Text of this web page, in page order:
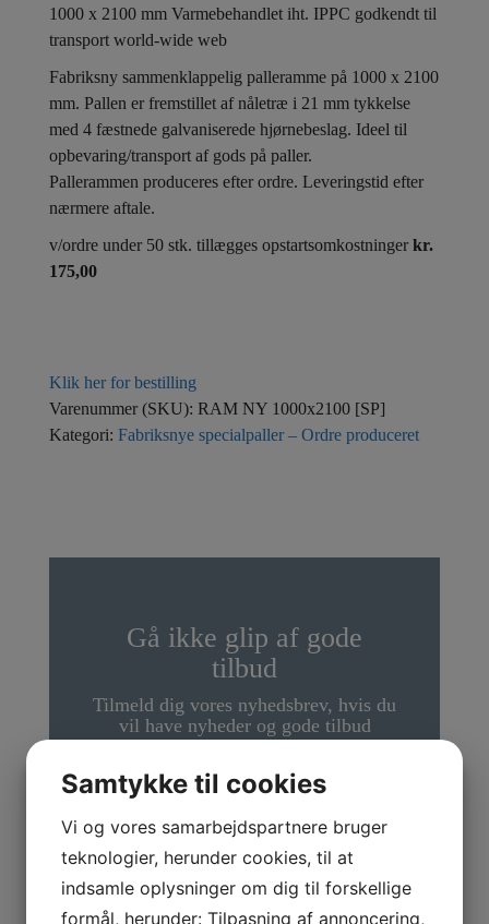
1000 x 2100 mm Varmebehandlet iht. IPPC godkendt til
transport world-wide web
Fabriksny sammenklappelig palleramme på 1000 x 2100
mm. Pallen er fremstillet af nåletræ i 21 mm tykkelse
med 4 fæstnede galvaniserede hjørnebeslag. Ideel til
opbevaring/transport af gods på paller.
Pallerammen produceres efter ordre. Leveringstid efter
nærmere aftale.
v/ordre under 50 stk. tillægges opstartsomkostninger kr.
175,00
Klik her for bestilling
Varenummer (SKU): RAM NY 1000x2100 [SP]
Kategori: Fabriksnye specialpaller – Ordre produceret
Gå ikke glip af gode
tilbud
Tilmeld dig vores nyhedsbrev, hvis du
vil have nyheder og gode tilbud
direkte i din indbakke.
Navn *
Samtykke til cookies
Vi og vores samarbejdspartnere bruger
teknologier, herunder cookies, til at
indsamle oplysninger om dig til forskellige
formål, herunder: Tilpasning af annoncering,